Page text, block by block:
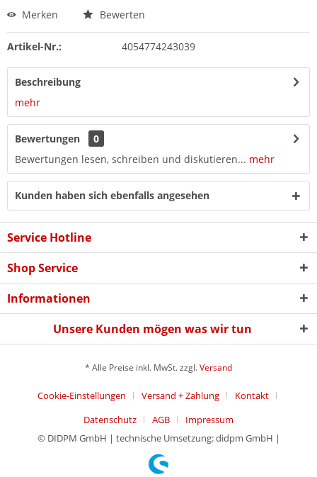
Merken Bewerten
Artikel-Nr.: 4054774243039
Beschreibung
mehr
Bewertungen
0
Bewertungen lesen, schreiben und diskutieren... mehr
Kunden haben sich ebenfalls angesehen
Service Hotline
Shop Service
Informationen
Unsere Kunden mögen was wir tun
* Alle Preise inkl. MwSt. zzgl.Versand
Cookie-Einstellungen Versand + Zahlung
Kontakt
Datenschutz
AGB
Impressum
© DIDPM GmbH | technische Umsetzung: didpm GmbH |